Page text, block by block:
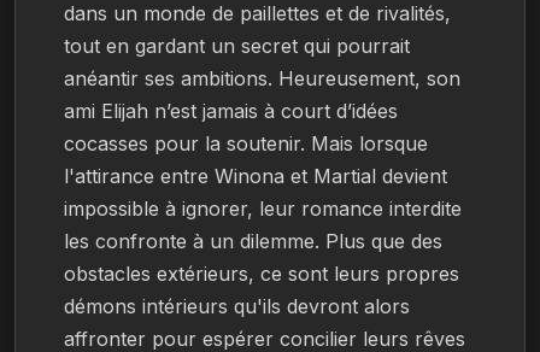
dans un monde de paillettes et de rivalités,
tout en gardant un secret qui pourrait
anéantir ses ambitions. Heureusement, son
ami Elijah n’est jamais à court d’idées
cocasses pour la soutenir. Mais lorsque
l'attirance entre Winona et Martial devient
impossible à ignorer, leur romance interdite
les confronte à un dilemme. Plus que des
obstacles extérieurs, ce sont leurs propres
démons intérieurs qu'ils devront alors
affronter pour espérer concilier leurs rêves